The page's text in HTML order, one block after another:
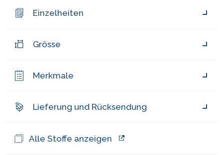
Einzelheiten
Grösse
Merkmale
Lieferung und Rücksendung
Alle Stoffe anzeigen